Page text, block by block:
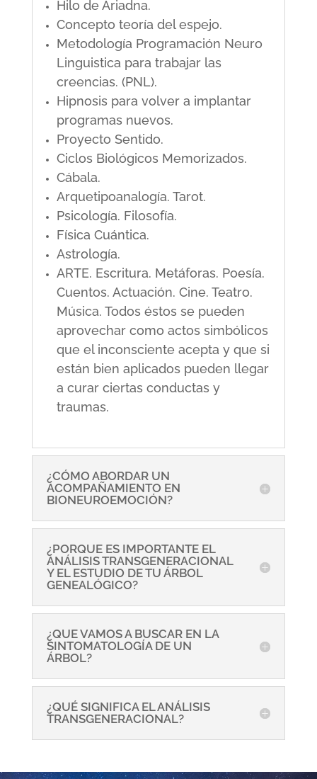
Hilo de Ariadna.
Concepto teoría del espejo.
Metodología Programación Neuro
Linguistica para trabajar las
creencias. (PNL).
Hipnosis para volver a implantar
programas nuevos.
Proyecto Sentido.
Ciclos Biológicos Memorizados.
Cábala.
Arquetipoanalogía. Tarot.
Psicología. Filosofía.
Física Cuántica.
Astrología.
ARTE. Escritura. Metáforas. Poesía.
Cuentos. Actuación. Cine. Teatro.
Música. Todos éstos se pueden
aprovechar como actos simbólicos
que el inconsciente acepta y que si
están bien aplicados pueden llegar
a curar ciertas conductas y
traumas.
¿CÓMO ABORDAR UN
ACOMPAÑAMIENTO EN
BIONEUROEMOCIÓN?
¿PORQUE ES IMPORTANTE EL
ANÁLISIS TRANSGENERACIONAL
Y EL ESTUDIO DE TU ÁRBOL
GENEALÓGICO?
¿QUE VAMOS A BUSCAR EN LA
SINTOMATOLOGÍA DE UN
ÁRBOL?
¿QUÉ SIGNIFICA EL ANÁLISIS
TRANSGENERACIONAL?